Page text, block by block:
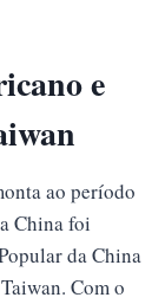
e
ao período
China foi
da China
Com o